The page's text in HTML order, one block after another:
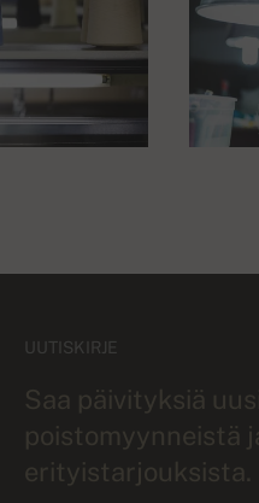
UUTISKIRJE
Saa päivityksiä
poistomyynneistä
erityistarjouksista.